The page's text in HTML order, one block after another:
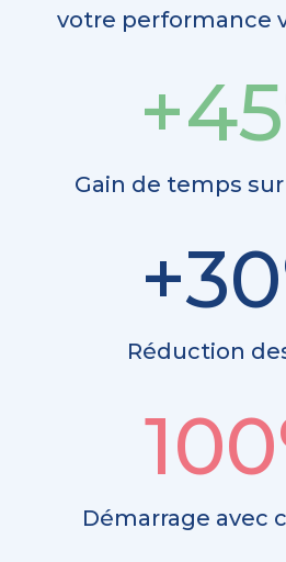
votre performance
+45
Gain de temps
+30
Réduction
100
Démarrage avec